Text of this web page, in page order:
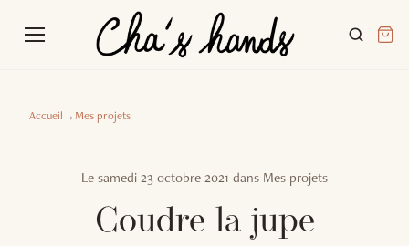
Accueil→Mes projets
Le samedi 23 octobre 2021 dans Mes projets
Coudre la jupe